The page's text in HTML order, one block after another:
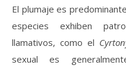
El plumaje es
especies exhiben
llamativos, como el
sexual es